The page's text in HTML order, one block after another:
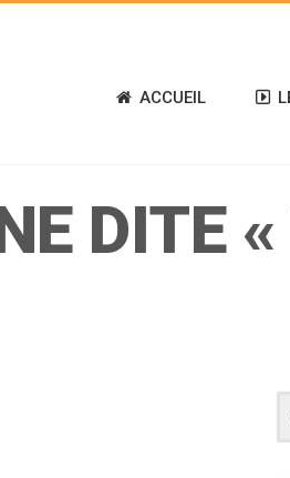
ACCUEIL
DITE